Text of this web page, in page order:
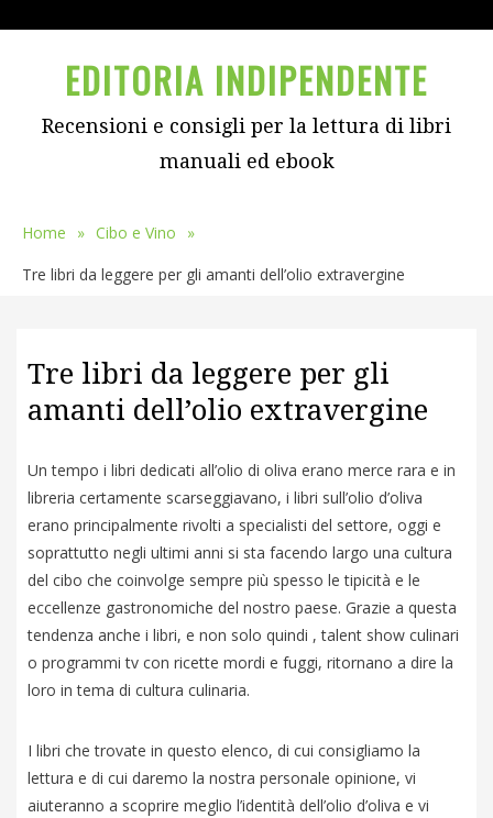
Menu
EDITORIA INDIPENDENTE
Recensioni e consigli per la lettura di libri
manuali ed ebook
Home » Cibo e Vino
»
Tre libri da leggere per gli amanti dell’olio extravergine
Tre libri da leggere per gli
amanti dell’olio extravergine
Un tempo i libri dedicati all’olio di oliva erano merce rara e in
libreria certamente scarseggiavano, i libri sull’olio d’oliva
erano principalmente rivolti a specialisti del settore, oggi e
soprattutto negli ultimi anni si sta facendo largo una cultura
del cibo che coinvolge sempre più spesso le tipicità e le
eccellenze gastronomiche del nostro paese. Grazie a questa
tendenza anche i libri, e non solo quindi , talent show culinari
o programmi tv con ricette mordi e fuggi, ritornano a dire la
loro in tema di cultura culinaria.
I libri che trovate in questo elenco, di cui consigliamo la
lettura e di cui daremo la nostra personale opinione, vi
aiuteranno a scoprire meglio l’identità dell’olio d’oliva e vi